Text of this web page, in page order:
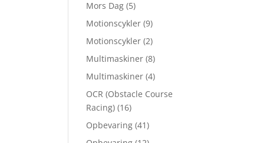
Mors Dag (5)
Motionscykler (9)
Motionscykler (2)
Multimaskiner (8)
Multimaskiner (4)
OCR (Obstacle Course
Racing) (16)
Opbevaring (41)